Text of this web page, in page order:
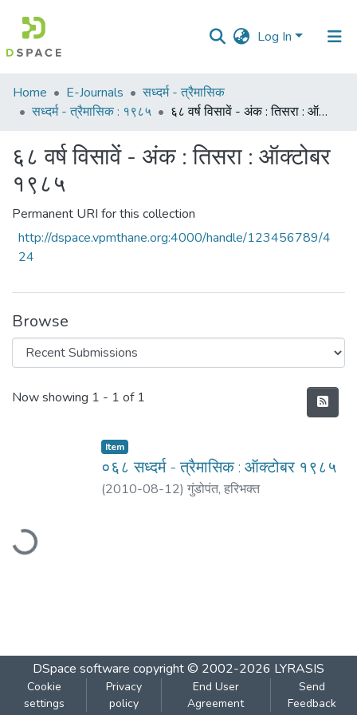
Log In
Communities
&
All of DSpace
Home E-Journals
सध्दर्म - त्रैमासिक
सध्दर्म - त्रैमासिक : १९८५
६८ वर्ष विसावें - अंक : तिसरा : ऑक्टोबर १९८५
६८ वर्ष विसावें - अंक : तिसरा : ऑक्टोबर
१९८५
Permanent URI for this collection
http://dspace.vpmthane.org:4000/handle/123456789/4
24
Browse
Recent Submissions
Now showing 1 - 1 of 1
Item
०६८ सध्दर्म - त्रैमासिक : ऑक्टोबर १९८५
(2010-08-12) गुंडोपंत, हरिभक्‍त
DSpace software copyright © 2002-2026 LYRASIS
Cookie
settings
Privacy
policy
End User
Agreement
Send
Feedback